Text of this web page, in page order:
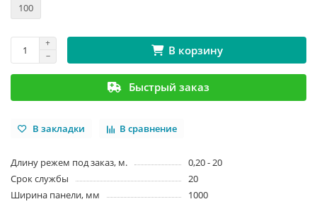
100
В корзину
Быстрый заказ
В закладки В сравнение
Длину режем под заказ, м.
0,20 - 20
Срок службы
20
Ширина панели, мм
1000